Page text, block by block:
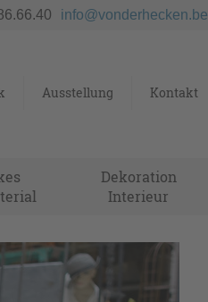
info@vonderhecken.be
Ausstellung Kontakt
Dekoration
Interieur